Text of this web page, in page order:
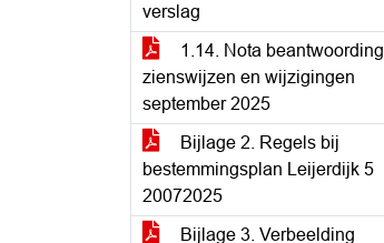
verslag
1.14. Nota beantwoording
zienswijzen en wijzigingen
september 2025
Bijlage 2. Regels bij
bestemmingsplan Leijerdijk 5
20072025
Bijlage 3. Verbeelding